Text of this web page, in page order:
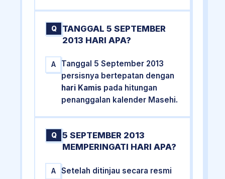
Q
TANGGAL 5 SEPTEMBER
2013 HARI APA?
A
Tanggal 5 September 2013
persisnya bertepatan dengan
hari Kamis pada hitungan
penanggalan kalender Masehi.
Q
5 SEPTEMBER 2013
MEMPERINGATI HARI APA?
A
Setelah ditinjau secara resmi